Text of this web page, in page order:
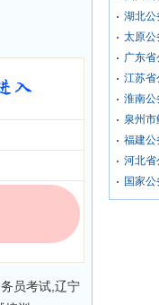
员考试,辽宁
湖北公
太原公
广东
江苏省
淮南公
泉州
福建公
河北省
国家